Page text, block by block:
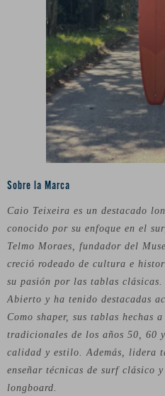
Sobre la Marca
Caio Teixeira es un destacado
conocido por su enfoque en el
Telmo Moraes, fundador del
creció rodeado de cultura e
su pasión por las tablas
Abierto y ha tenido destacadas
Como shaper, sus tablas hechas
tradicionales de los años 50, 60
calidad y estilo. Además, lidera
enseñar técnicas de surf clásico
longboard.